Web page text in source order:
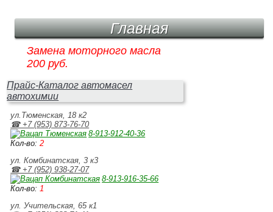
Главная
Замена моторного масла
200 руб.
Прайс-Каталог автомасел
автохимии
ул.Тюменская, 18 к2
☎ +7 (953) 873‑76‑70
8‑913‑912‑40‑36
Кол-во:2
ул. Комбинатская, 3 к3
☎ +7 (952) 938‑27‑07
8‑913‑916‑35‑66
Кол-во:1
ул. Учительская, 65 к1